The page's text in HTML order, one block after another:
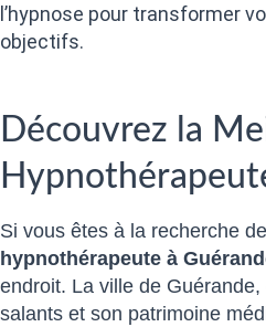
l’hypnose pour transformer
objectifs.
Découvrez la
Si vous êtes à la recherche
hypnothérapeute à
endroit. La ville de
salants et son patrimoine